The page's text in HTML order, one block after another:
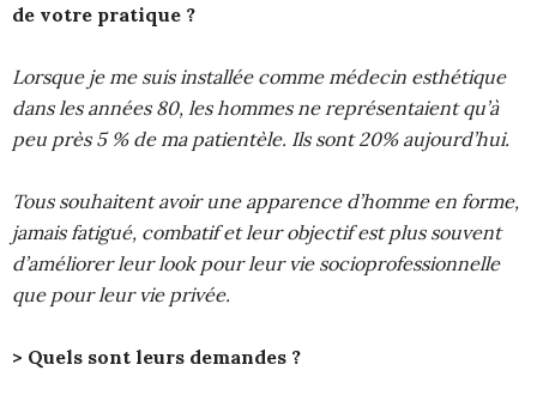
de votre pratique ?
Lorsque je me suis installée comme médecin esthétique
dans les années 80, les hommes ne représentaient qu’à
peu près 5 % de ma patientèle. Ils sont 20% aujourd’hui.
Tous souhaitent avoir une apparence d’homme en forme,
jamais fatigué, combatif et leur objectif est plus souvent
d’améliorer leur look pour leur vie socioprofessionnelle
que pour leur vie privée.
> Quels sont leurs demandes ?